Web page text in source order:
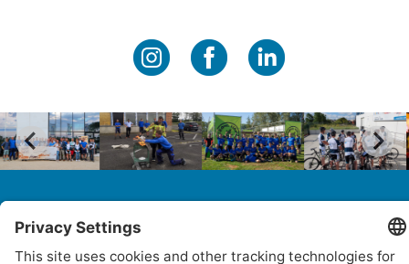
Westendelaan 1
8620 Nieuwpoort